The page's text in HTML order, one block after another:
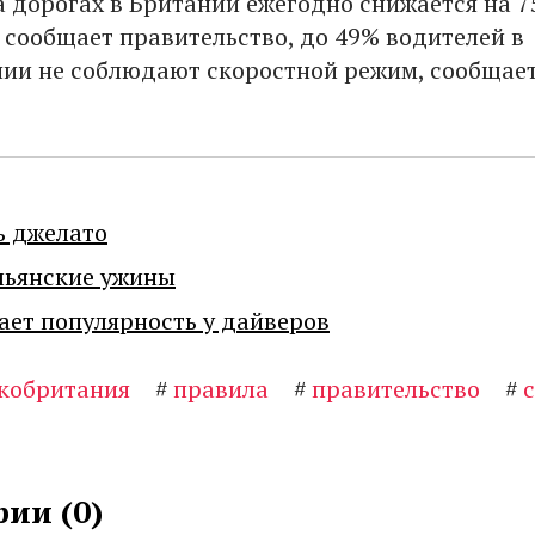
правительство, до 49% водителей в
не соблюдают скоростной режим,
джелато
ужины
популярность у дайверов
#правила #правительство #
(0)